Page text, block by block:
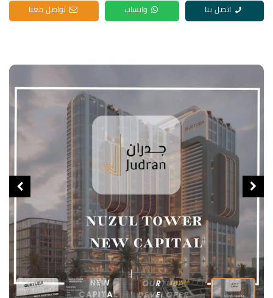
اتصل بنا واتساب تواصل معنا